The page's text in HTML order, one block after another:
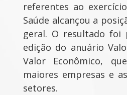
referentes ao
Saúde alcançou a
geral. O resultado foi
edição do anuário
Valor Econômico,
maiores empresas e
setores.